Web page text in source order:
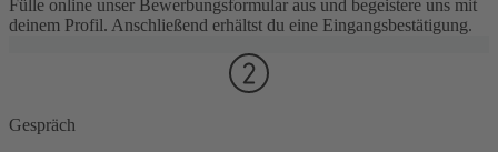
Fülle online unser Bewerbungsformular aus und begeistere uns mit
deinem Profil. Anschließend erhältst du eine Eingangsbestätigung.
Gespräch